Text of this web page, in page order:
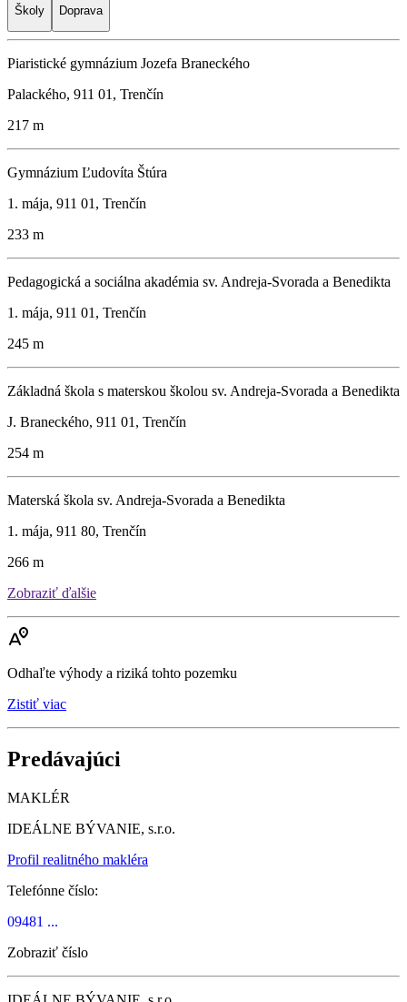
Školy Doprava
Piaristické gymnázium Jozefa Braneckého
Palackého, 911 01, Trenčín
217 m
Gymnázium Ľudovíta Štúra
1. mája, 911 01, Trenčín
233 m
Pedagogická a sociálna akadémia sv. Andreja-Svorada a Benedikta
1. mája, 911 01, Trenčín
245 m
Základná škola s materskou školou sv. Andreja-Svorada a Benedikta
J. Braneckého, 911 01, Trenčín
254 m
Materská škola sv. Andreja-Svorada a Benedikta
1. mája, 911 80, Trenčín
266 m
Zobraziť ďalšie
Odhaľte výhody a riziká tohto pozemku
Zistiť viac
Predávajúci
MAKLÉR
IDEÁLNE BÝVANIE, s.r.o.
Profil realitného makléra
Telefónne číslo:
09481 ...
Zobraziť číslo